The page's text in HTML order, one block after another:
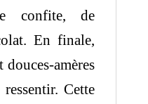
confite, de
En finale,
douces-amères
Cette